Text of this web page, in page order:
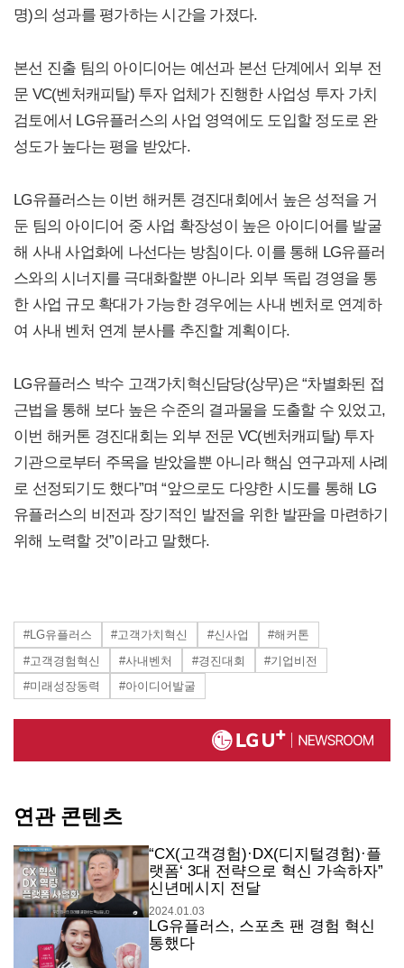
명)의 성과를 평가하는 시간을 가졌다.
본선 진출 팀의 아이디어는 예선과 본선 단계에서 외부 전
문 VC(벤처캐피탈) 투자 업체가 진행한 사업성 투자 가치
검토에서 LG유플러스의 사업 영역에도 도입할 정도로 완
성도가 높다는 평을 받았다.
LG유플러스는 이번 해커톤 경진대회에서 높은 성적을 거
둔 팀의 아이디어 중 사업 확장성이 높은 아이디어를 발굴
해 사내 사업화에 나선다는 방침이다. 이를 통해 LG유플러
스와의 시너지를 극대화할뿐 아니라 외부 독립 경영을 통
한 사업 규모 확대가 가능한 경우에는 사내 벤처로 연계하
여 사내 벤처 연계 분사를 추진할 계획이다.
LG유플러스 박수 고객가치혁신담당(상무)은 “차별화된 접
근법을 통해 보다 높은 수준의 결과물을 도출할 수 있었고,
이번 해커톤 경진대회는 외부 전문 VC(벤처캐피탈) 투자
기관으로부터 주목을 받았을뿐 아니라 핵심 연구과제 사례
로 선정되기도 했다”며 “앞으로도 다양한 시도를 통해 LG
유플러스의 비전과 장기적인 발전을 위한 발판을 마련하기
위해 노력할 것”이라고 말했다.
#LG유플러스 #고객가치혁신 #신사업
#해커톤
#고객경험혁신
#사내벤처 #경진대회
#기업비전
#미래성장동력
#아이디어발굴
연관 콘텐츠
“CX(고객경험)·DX(디지털경험)·플
랫폼‘ 3대 전략으로 혁신 가속하자”
신년메시지 전달
2024.01.03
LG유플러스, 스포츠 팬 경험 혁신
통했다